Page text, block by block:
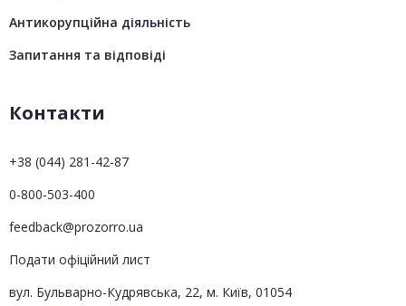
Антикорупційна діяльність
Запитання та відповіді
Контакти
+38 (044) 281-42-87
0-800-503-400
feedback@prozorro.ua
Подати офіційний лист
вул. Бульварно-Кудрявська, 22, м. Київ, 01054